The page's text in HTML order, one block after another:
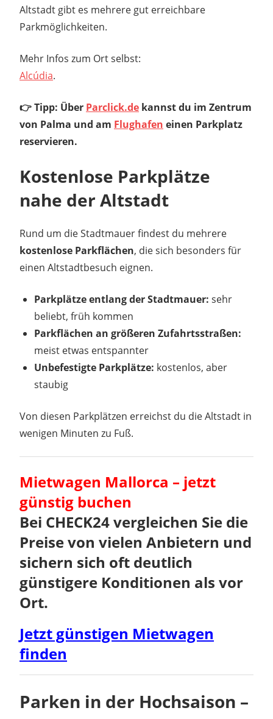
Altstadt gibt es mehrere gut erreichbare
Parkmöglichkeiten.
Mehr Infos zum Ort selbst:
Alcúdia.
👉 Tipp: Über Parclick.de kannst du im Zentrum
von Palma und am Flughafen einen Parkplatz
reservieren.
Kostenlose Parkplätze
nahe der Altstadt
Rund um die Stadtmauer findest du mehrere
kostenlose Parkflächen, die sich besonders für
einen Altstadtbesuch eignen.
Parkplätze entlang der Stadtmauer: sehr
beliebt, früh kommen
Parkflächen an größeren Zufahrtsstraßen:
meist etwas entspannter
Unbefestigte Parkplätze: kostenlos, aber
staubig
Von diesen Parkplätzen erreichst du die Altstadt in
wenigen Minuten zu Fuß.
Mietwagen Mallorca – jetzt
günstig buchen
Bei CHECK24 vergleichen Sie die
Preise von vielen Anbietern und
sichern sich oft deutlich
günstigere Konditionen als vor
Ort.
Jetzt günstigen Mietwagen
finden
Parken in der Hochsaison –